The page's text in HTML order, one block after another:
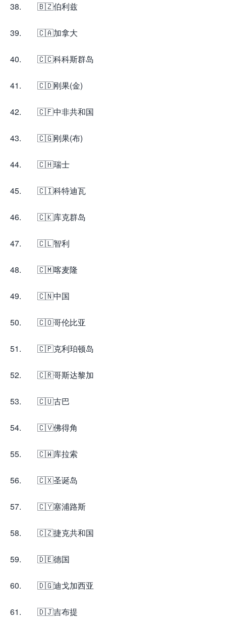
38. 🇧🇿伯利兹
39. 🇨🇦加拿大
40. 🇨🇨科科斯群岛
41. 🇨🇩刚果(金)
42. 🇨🇫中非共和国
43. 🇨🇬刚果(布)
44. 🇨🇭瑞士
45. 🇨🇮科特迪瓦
46. 🇨🇰库克群岛
47. 🇨🇱智利
48. 🇨🇲喀麦隆
49. 🇨🇳中国
50. 🇨🇴哥伦比亚
51. 🇨🇵克利珀顿岛
52. 🇨🇷哥斯达黎加
53. 🇨🇺古巴
54. 🇨🇻佛得角
55. 🇨🇼库拉索
56. 🇨🇽圣诞岛
57. 🇨🇾塞浦路斯
58. 🇨🇿捷克共和国
59. 🇩🇪德国
60. 🇩🇬迪戈加西亚
61. 🇩🇯吉布提